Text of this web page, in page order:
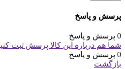
پرسش و پاسخ
0 پرسش و پاسخ
شما هم درباره این کالا پرسش ثبت
0 پرسش و پاسخ
بازگشت